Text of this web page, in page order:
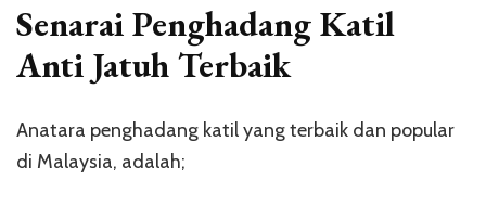
Senarai Penghadang Katil
Anti Jatuh Terbaik
Anatara penghadang katil yang terbaik dan popular
di Malaysia, adalah;